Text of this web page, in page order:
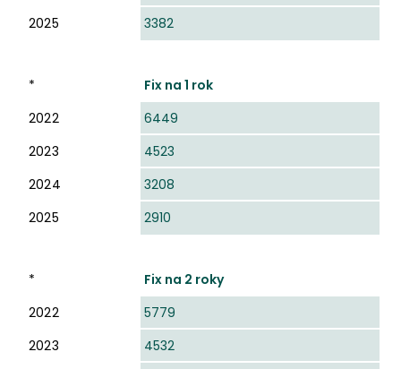
2025
3382
*
Fix na 1 rok
2022
6449
2023
4523
2024
3208
2025
2910
*
Fix na 2 roky
2022
5779
2023
4532